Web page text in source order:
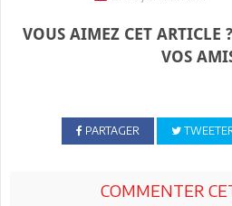
VOUS AIMEZ CET ARTICLE
VOS
PARTAGER
COMMENTER